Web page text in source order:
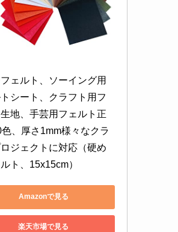
ェルト、ソーイング用
シート、クラフト用フ
地、手芸用フェルト正
、厚さ1mm様々なクラ
ジェクトに対応（硬め
ト、15x15cm）
Amazonで見る
楽天市場で見る